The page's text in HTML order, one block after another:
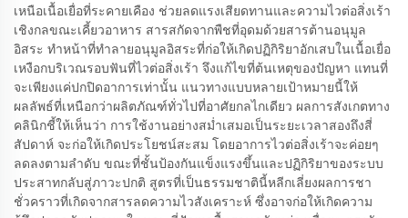
เหนือเนื้อเยื่อที่ระคายเคือง ช่วยลดแรงเสียดทานและความไวต่อสิ่งเร้า
เชิงกลขณะเคี้ยวอาหาร สารสกัดจากพืชที่อุดมด้วยสารต้านอนุมูล
อิสระ ทำหน้าที่ทำลายอนุมูลอิสระที่ก่อให้เกิดปฏิกิริยาอักเสบในเนื้อเยื่อ
เหงือกบริเวณรอบฟันที่ไวต่อสิ่งเร้า จึงแก้ไขที่ต้นเหตุของปัญหา แทนที่
จะเพียงแค่ปกปิดอาการเท่านั้น แนวทางแบบหลายเป้าหมายนี้ให้
ผลลัพธ์ที่เหนือกว่าผลิตภัณฑ์ทั่วไปที่อาศัยกลไกเดียว ผลการสังเกตทาง
คลินิกชี้ให้เห็นว่า การใช้งานอย่างสม่ำเสมอเป็นระยะเวลาสองถึงสี่
สัปดาห์ จะก่อให้เกิดประโยชน์สะสม โดยอาการไวต่อสิ่งเร้าจะค่อยๆ
ลดลงตามลำดับ ขณะที่ชั้นป้องกันแข็งแรงขึ้นและปฏิกิริยาของระบบ
ประสาทกลับสู่ภาวะปกติ สูตรที่เป็นธรรมชาตินี้หลีกเลี่ยงผลการชา
ชั่วคราวที่เกิดจากสารลดความไวสังเคราะห์ ซึ่งอาจก่อให้เกิดความ